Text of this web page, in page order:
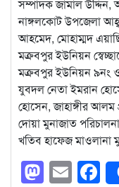
সম্পাদক জামাল
নাঙ্গলকোট উপজেলা
আহমেদ, মোহাম্মদ
মক্রবপুর ইউনিয়ন
মক্রবপুর ইউনিয়ন ৯নং
যুবদল নেতা ইমরান
হোসেন, জাহাঙ্গীর আলম
দোয়া মুনাজাত
খতিব হাফেজ মাওলানা